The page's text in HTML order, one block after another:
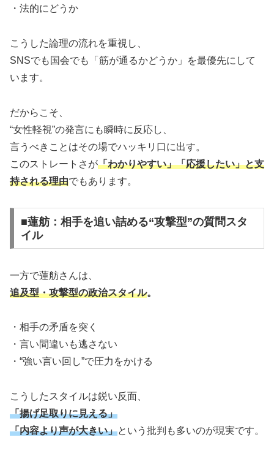
・法的にどうか
こうした論理の流れを重視し、
SNSでも国会でも「筋が通るかどうか」を最優先にして
います。
だからこそ、
“女性軽視”の発言にも瞬時に反応し、
言うべきことはその場でハッキリ口に出す。
このストレートさが「わかりやすい」「応援したい」と支
持される理由でもあります。
■蓮舫：相手を追い詰める“攻撃型”の質問スタ
イル
一方で蓮舫さんは、
追及型・攻撃型の政治スタイル。
・相手の矛盾を突く
・言い間違いも逃さない
・“強い言い回し”で圧力をかける
こうしたスタイルは鋭い反面、
「揚げ足取りに見える」
「内容より声が大きい」という批判も多いのが現実です。